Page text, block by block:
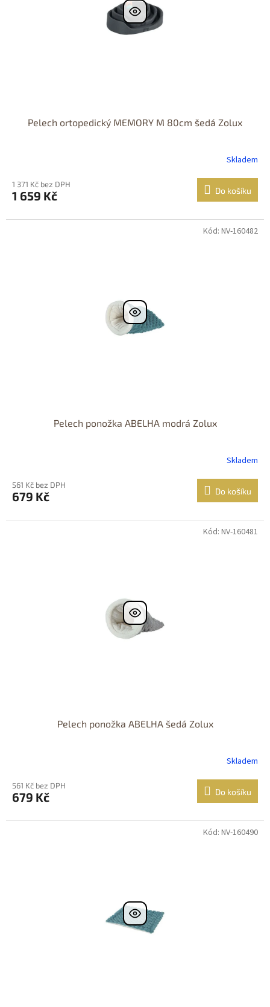
Pelech ortopedický MEMORY M 80cm šedá Zolux
Skladem
1 371 Kč bez DPH
1 659 Kč Do košíku
Pelech ponožka ABELHA modrá Zolux
Skladem
561 Kč bez DPH
679 Kč Do košíku
Kód: NV-160482
Pelech ponožka ABELHA šedá Zolux
Skladem
561 Kč bez DPH
679 Kč Do košíku
Kód: NV-160481
Kód: NV-160490